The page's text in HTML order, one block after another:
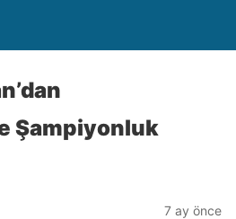
Şampiyonluk
7 ay önce